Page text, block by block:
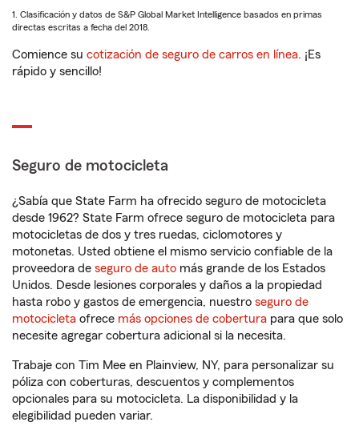
1. Clasificación y datos de S&P Global Market Intelligence basados en primas
directas escritas a fecha del 2018.
Comience su cotización de seguro de carros en línea. ¡Es
rápido y sencillo!
Seguro de motocicleta
¿Sabía que State Farm ha ofrecido seguro de motocicleta
desde 1962? State Farm ofrece seguro de motocicleta para
motocicletas de dos y tres ruedas, ciclomotores y
motonetas. Usted obtiene el mismo servicio confiable de la
proveedora de seguro de auto más grande de los Estados
Unidos. Desde lesiones corporales y daños a la propiedad
hasta robo y gastos de emergencia, nuestro seguro de
motocicleta ofrece más opciones de cobertura para que solo
necesite agregar cobertura adicional si la necesita.
Trabaje con Tim Mee en Plainview, NY, para personalizar su
póliza con coberturas, descuentos y complementos
opcionales para su motocicleta. La disponibilidad y la
elegibilidad pueden variar.